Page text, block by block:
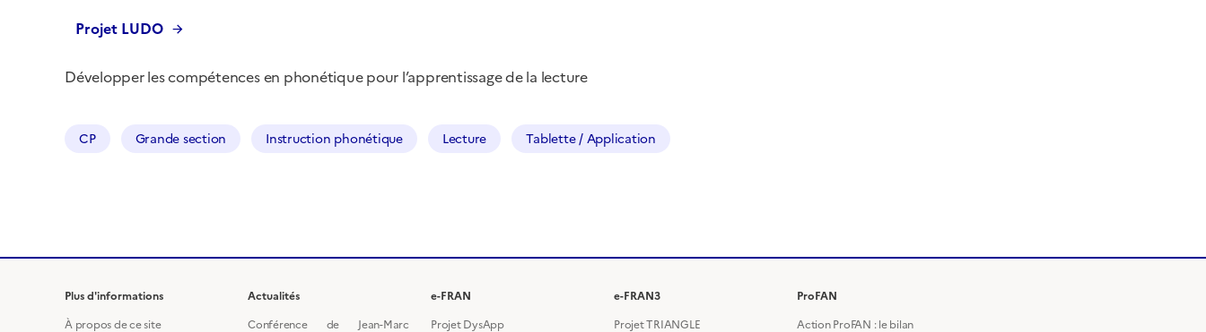
Projet LUDO
Développer les compétences en phonétique pour l’apprentissage de la lecture
CP Grande section Instruction phonétique Lecture Tablette / Application
Plus d'informations
À propos de ce site
Actualités
Conférence de Jean-Marc
e-FRAN
Projet DysApp
e-FRAN3
Projet TRIANGLE
ProFAN
Action ProFAN : le bilan